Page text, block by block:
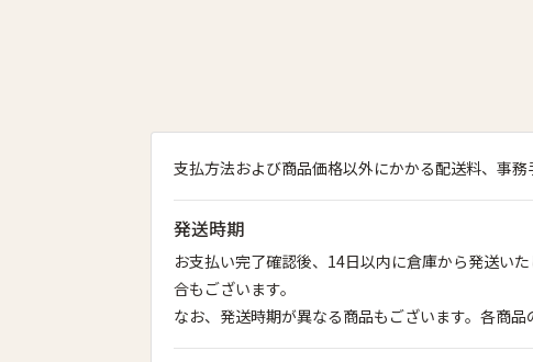
支払方法および商品価格以外にかかる配送料、事務
発送時期
お支払い完了確認後、14日以内に倉庫から発送い
合もございます。
なお、発送時期が異なる商品もございます。各商